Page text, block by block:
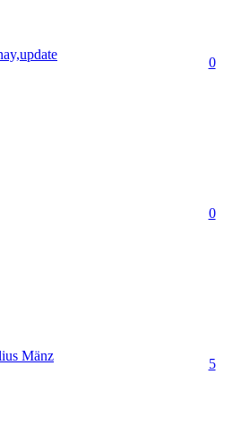
0
0
Mänz
5